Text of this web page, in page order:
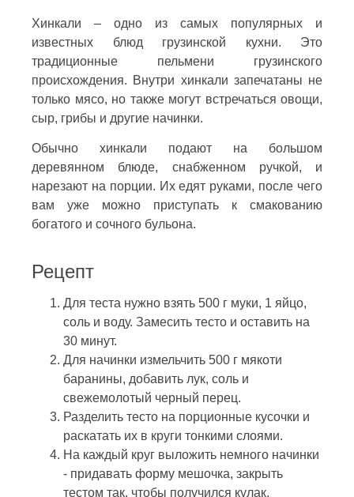
Хинкали – одно из самых популярных и
известных блюд грузинской кухни. Это
традиционные пельмени грузинского
происхождения. Внутри хинкали запечатаны не
только мясо, но также могут встречаться овощи,
сыр, грибы и другие начинки.
Обычно хинкали подают на большом
деревянном блюде, снабженном ручкой, и
нарезают на порции. Их едят руками, после чего
вам уже можно приступать к смакованию
богатого и сочного бульона.
Рецепт
Для теста нужно взять 500 г муки, 1 яйцо,
соль и воду. Замесить тесто и оставить на
30 минут.
Для начинки измельчить 500 г мякоти
баранины, добавить лук, соль и
свежемолотый черный перец.
Разделить тесто на порционные кусочки и
раскатать их в круги тонкими слоями.
На каждый круг выложить немного начинки
- придавать форму мешочка, закрыть
тестом так, чтобы получился кулак.